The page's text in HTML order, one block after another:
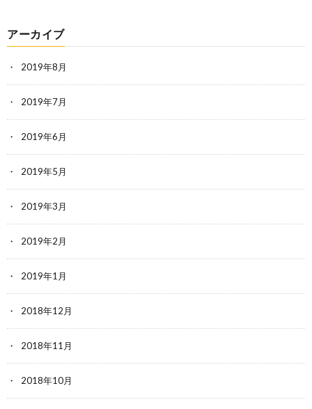
アーカイブ
2019年8月
2019年7月
2019年6月
2019年5月
2019年3月
2019年2月
2019年1月
2018年12月
2018年11月
2018年10月